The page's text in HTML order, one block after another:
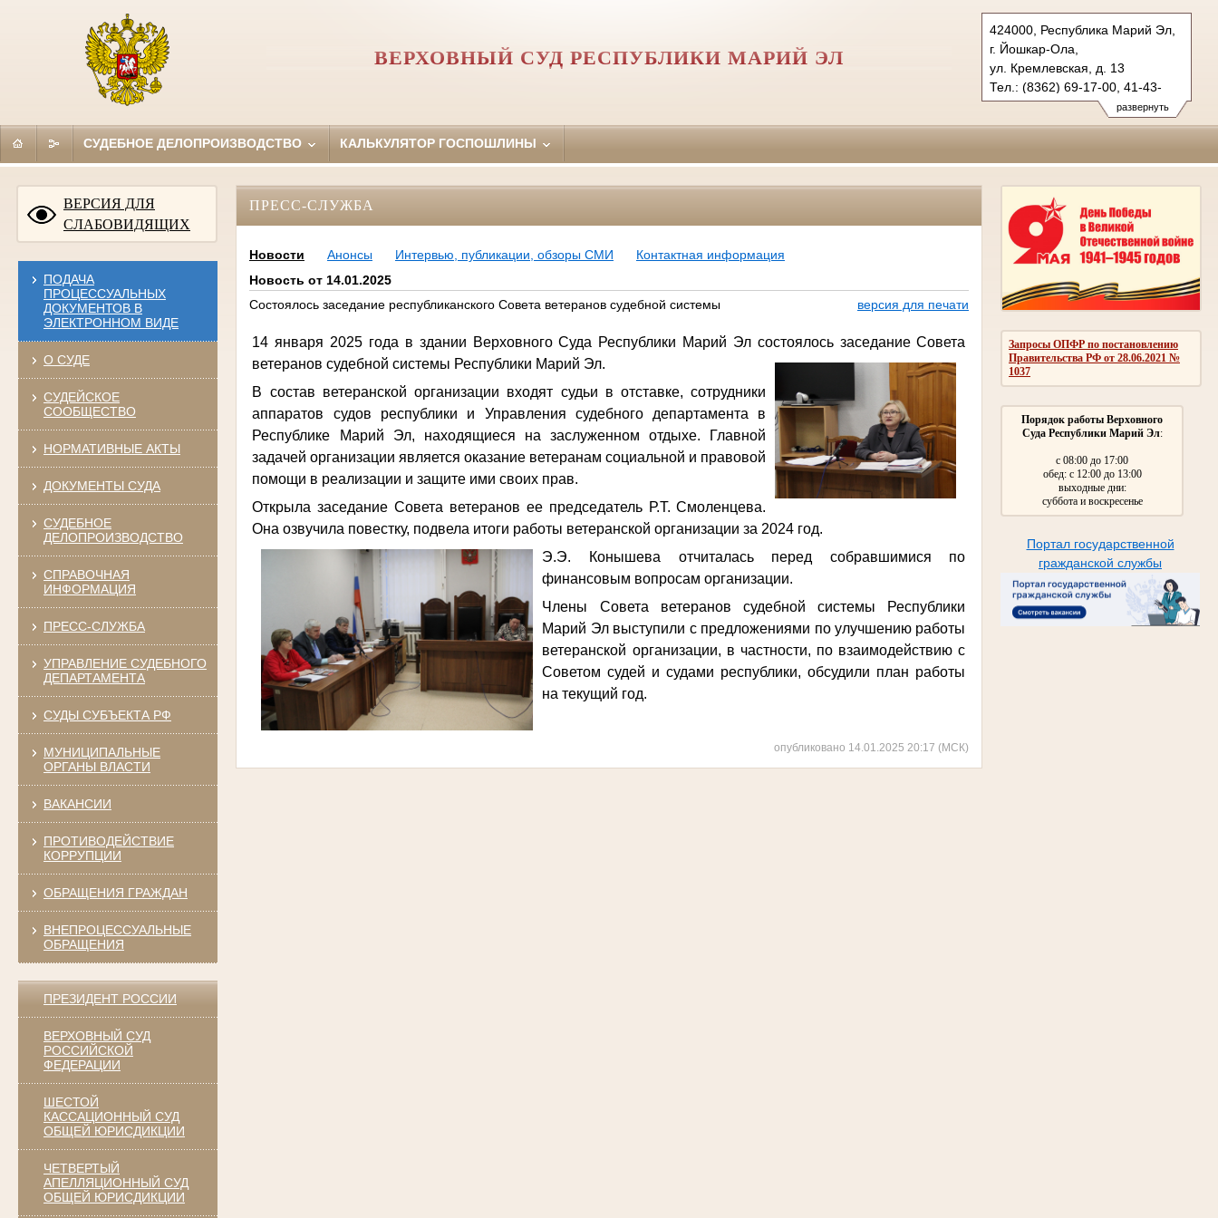
развернуть
424000, Республика Марий Эл,
г. Йошкар-Ола,
ул. Кремлевская, д. 13
Тел.: (8362) 69-17-00, 41-43-
89 (ф.)
vs.mari@sudrf.ru
ВЕРХОВНЫЙ СУД РЕСПУБЛИКИ МАРИЙ ЭЛ
СУДЕБНОЕ ДЕЛОПРОИЗВОДСТВО КАЛЬКУЛЯТОР ГОСПОШЛИНЫ
ВЕРСИЯ ДЛЯ
СЛАБОВИДЯЩИХ
ПОДАЧА
ПРОЦЕССУАЛЬНЫХ
ДОКУМЕНТОВ В
ЭЛЕКТРОННОМ ВИДЕ
О СУДЕ
СУДЕЙСКОЕ
СООБЩЕСТВО
НОРМАТИВНЫЕ АКТЫ
ДОКУМЕНТЫ СУДА
СУДЕБНОЕ
ДЕЛОПРОИЗВОДСТВО
СПРАВОЧНАЯ
ИНФОРМАЦИЯ
ПРЕСС-СЛУЖБА
УПРАВЛЕНИЕ СУДЕБНОГО
ДЕПАРТАМЕНТА
СУДЫ СУБЪЕКТА РФ
МУНИЦИПАЛЬНЫЕ
ОРГАНЫ ВЛАСТИ
ВАКАНСИИ
ПРОТИВОДЕЙСТВИЕ
КОРРУПЦИИ
ОБРАЩЕНИЯ ГРАЖДАН
ВНЕПРОЦЕССУАЛЬНЫЕ
ОБРАЩЕНИЯ
ПРЕЗИДЕНТ РОССИИ
ВЕРХОВНЫЙ СУД
РОССИЙСКОЙ
ФЕДЕРАЦИИ
ШЕСТОЙ
КАССАЦИОННЫЙ СУД
ОБЩЕЙ ЮРИСДИКЦИИ
ЧЕТВЕРТЫЙ
АПЕЛЛЯЦИОННЫЙ СУД
ОБЩЕЙ ЮРИСДИКЦИИ
Запросы ОПФР по постановлению
Правительства РФ от 28.06.2021 №
1037
Порядок работы Верховного
Суда Республики Марий Эл:
с 08:00 до 17:00
обед: с 12:00 до 13:00
выходные дни:
суббота и воскресенье
Портал государственной
гражданской службы
ПРЕСС-СЛУЖБА
Новости Анонсы Интервью, публикации, обзоры СМИ
Контактная информация
Новость от 14.01.2025
Состоялось заседание республиканского Совета ветеранов судебной системы
версия для печати
14 января 2025 года в здании Верховного Суда Республики Марий Эл состоялось заседание Совета
ветеранов судебной системы Республики Марий Эл.
В состав ветеранской организации входят судьи в отставке, сотрудники
аппаратов судов республики и Управления судебного департамента в
Республике Марий Эл, находящиеся на заслуженном отдыхе. Главной
задачей организации является оказание ветеранам социальной и правовой
помощи в реализации и защите ими своих прав.
Открыла заседание Совета ветеранов ее председатель Р.Т. Смоленцева.
Она озвучила повестку, подвела итоги работы ветеранской организации за 2024 год.
Э.Э. Конышева отчиталась перед собравшимися по
финансовым вопросам организации.
Члены Совета ветеранов судебной системы Республики
Марий Эл выступили с предложениями по улучшению работы
ветеранской организации, в частности, по взаимодействию с
Советом судей и судами республики, обсудили план работы
на текущий год.
опубликовано 14.01.2025 20:17 (МСК)